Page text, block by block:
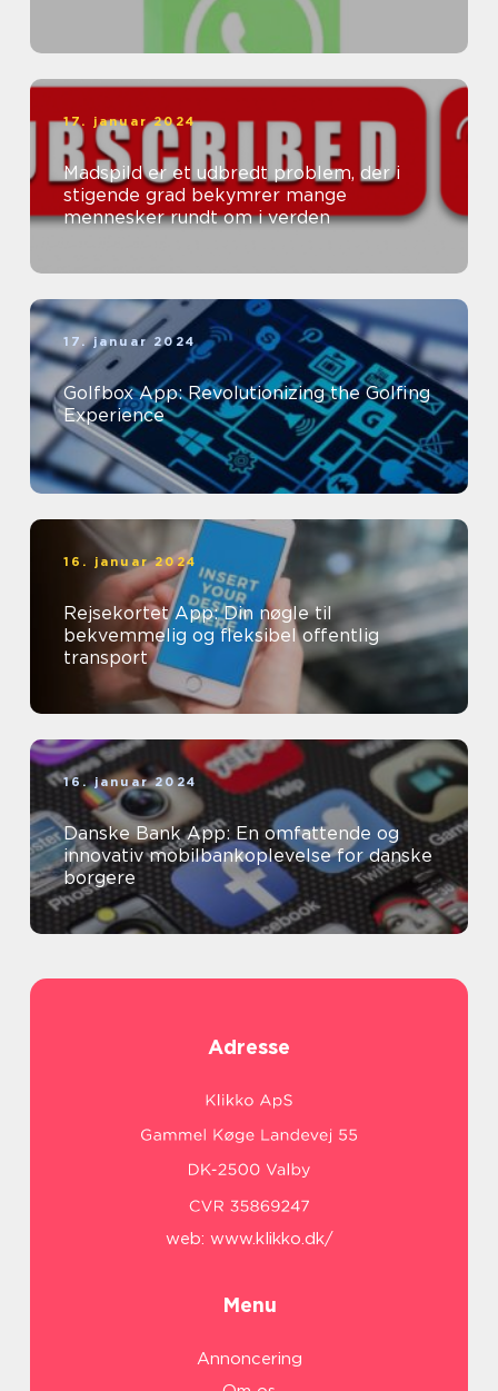
17. januar 2024
Madspild er et udbredt problem, der i
stigende grad bekymrer mange
mennesker rundt om i verden
17. januar 2024
Golfbox App: Revolutionizing the Golfing
Experience
16. januar 2024
Rejsekortet App: Din nøgle til
bekvemmelig og fleksibel offentlig
transport
16. januar 2024
Danske Bank App: En omfattende og
innovativ mobilbankoplevelse for danske
borgere
Adresse
web: www.klikko.dk/
Menu
Annoncering